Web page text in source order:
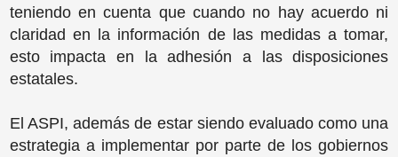
teniendo en cuenta que cuando no hay acuerdo ni
claridad en la información de las medidas a tomar,
esto impacta en la adhesión a las disposiciones
estatales.
El ASPI, además de estar siendo evaluado como una
estrategia a implementar por parte de los gobiernos